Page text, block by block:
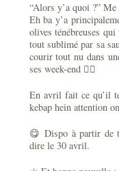
“Alors y’a quoi ?”
Eh ba y’a
olives ténébreuses
tout sublimé par sa
courir tout nu dans
ses week-end 🤷‍♂️
En avril fait ce qu’il
kebap hein attention
😋 Dispo à partir de
dire le 30 avril.